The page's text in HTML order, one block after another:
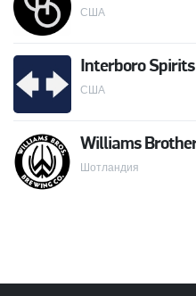
США
Interboro
США
Williams
Шотландия